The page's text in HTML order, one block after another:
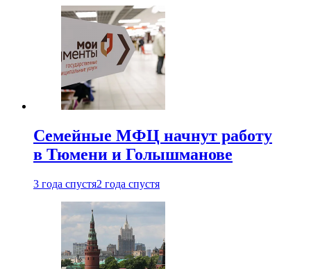
Семейные МФЦ начнут работу
в Тюмени и Голышманове
3 года спустя2 года спустя